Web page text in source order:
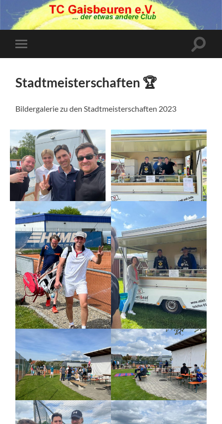
Mobile-
Menü
Stadtmeisterschaften 🏆
Bildergalerie zu den Stadtmeisterschaften 2023